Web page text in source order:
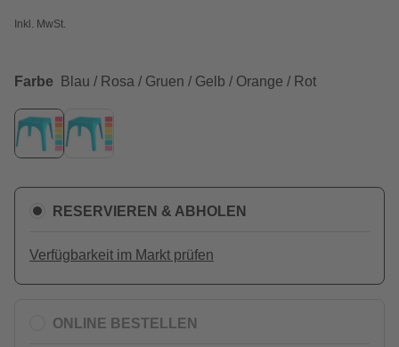
Inkl. MwSt.
Farbe Blau / Rosa / Gruen / Gelb / Orange / Rot
RESERVIEREN & ABHOLEN
Verfügbarkeit im Markt prüfen
ONLINE BESTELLEN